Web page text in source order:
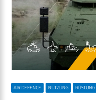
AIR DEFENCE NUTZUNG RÜSTUNG